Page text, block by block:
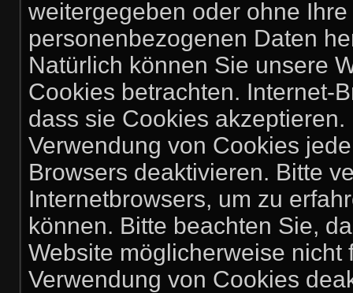
weitergegeben oder ohne
personenbezogenen Daten
Natürlich können Sie unsere
Cookies betrachten. Internet-
dass sie Cookies
Verwendung von Cookies
Browsers deaktivieren. Bitte
Internetbrowsers, um zu
können. Bitte beachten Sie,
Website möglicherweise
Verwendung von Cookies